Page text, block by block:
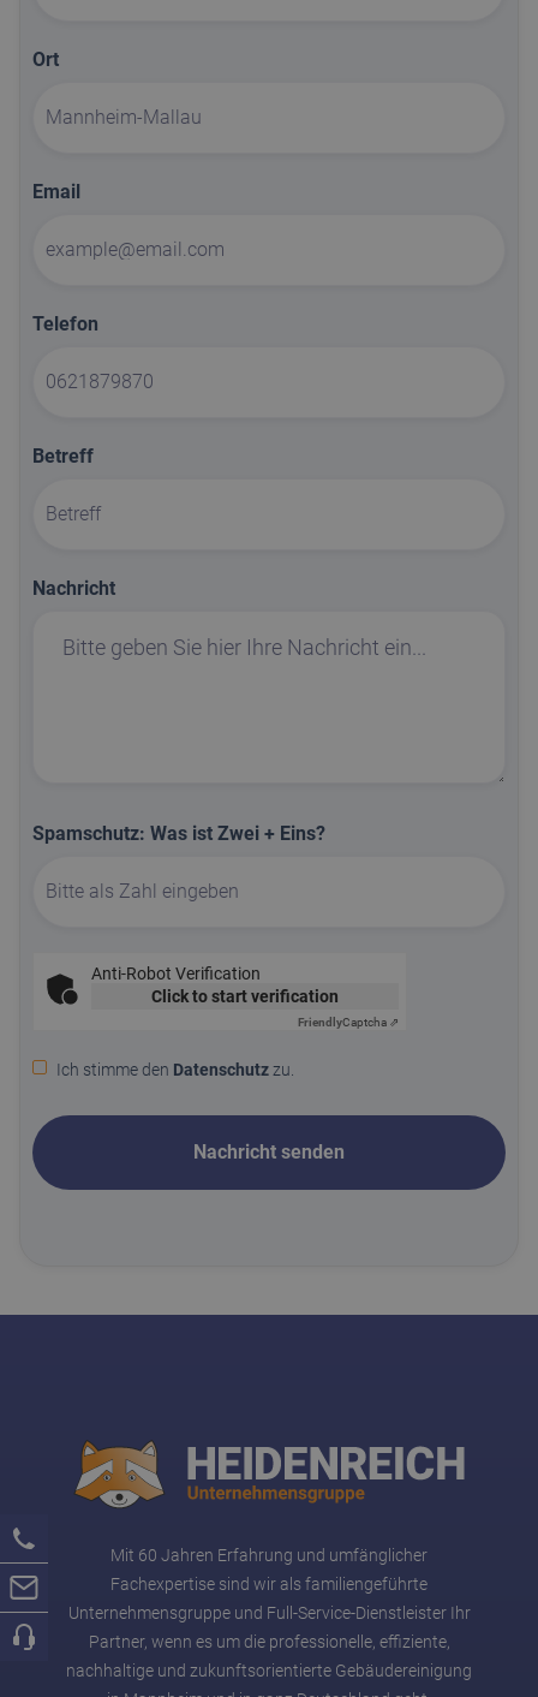
Ort
Email
Telefon
Betreff
Nachricht
Spamschutz: Was ist Zwei + Eins?
Anti-Robot Verification
Click to start verification
FriendlyCaptcha ⇗
Ich stimme den Datenschutzzu.
Mit 60 Jahren Erfahrung und umfänglicher
Fachexpertise sind wir als familiengeführte
Unternehmensgruppe und Full-Service-Dienstleister Ihr
Partner, wenn es um die professionelle, effiziente,
nachhaltige und zukunftsorientierte Gebäudereinigung